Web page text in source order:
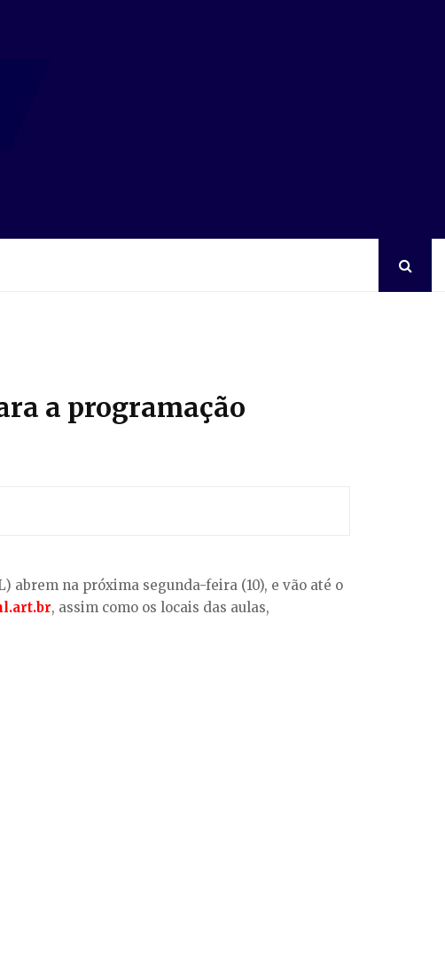
a programação
abrem na próxima segunda-feira (10), e vão até o
, assim como os locais das aulas,